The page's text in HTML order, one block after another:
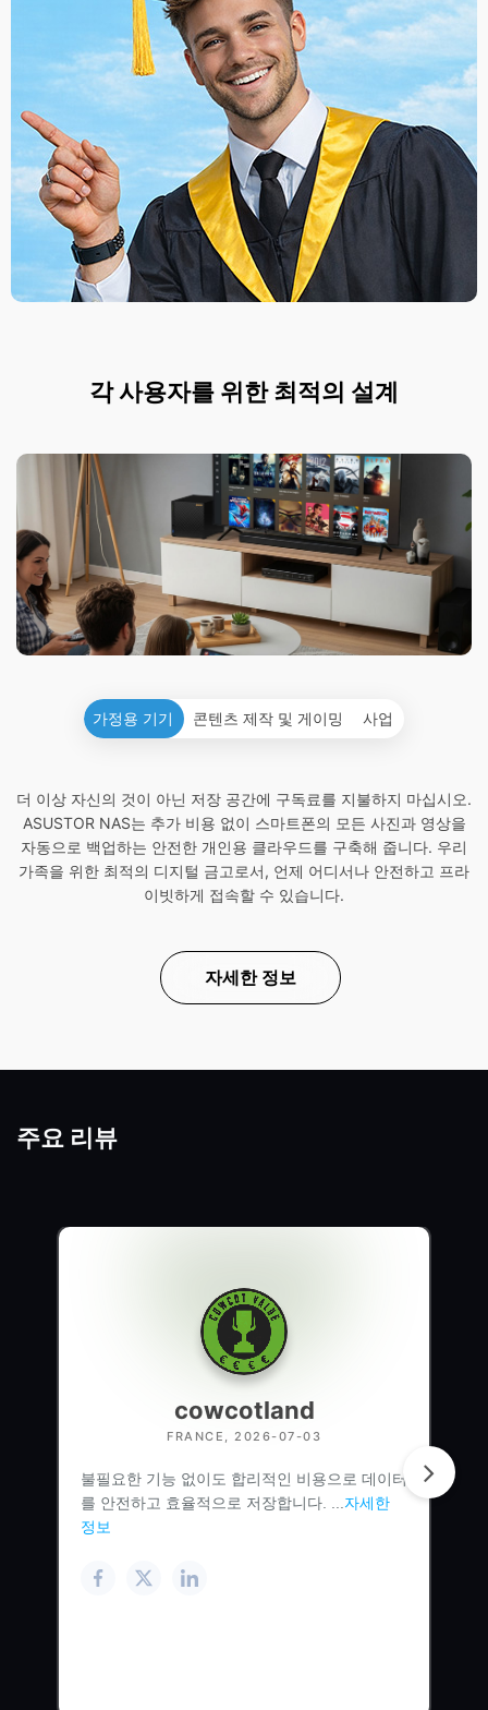
각 사용자를 위한 최적의 설계
가정용 기기 콘텐츠 제작 및 게이밍 사업
더 이상 자신의 것이 아닌 저장 공간에 구독료를 지불하지 마십시오.
ASUSTOR NAS는 추가 비용 없이 스마트폰의 모든 사진과 영상을
자동으로 백업하는 안전한 개인용 클라우드를 구축해 줍니다. 우리
가족을 위한 최적의 디지털 금고로서, 언제 어디서나 안전하고 프라
이빗하게 접속할 수 있습니다.
자세한 정보
주요 리뷰
cowcotland
FRANCE, 2026-07-03
불필요한 기능 없이도 합리적인 비용으로 데이터
를 안전하고 효율적으로 저장합니다. ... 자세한
정보